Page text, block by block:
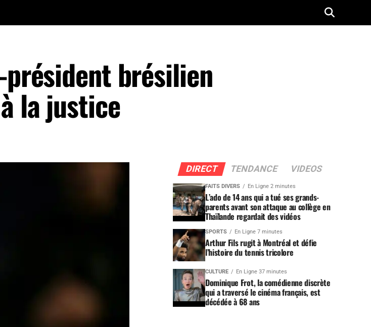
président brésilien
la justice
DIRECT TENDANCE VIDEOS
FAITS DIVERS En Ligne 2 minutes
L’ado de 14 ans qui a tué ses grands-
parents avant son attaque au collège en
Thaïlande regardait des vidéos
SPORTS En Ligne 7 minutes
Arthur Fils rugit à Montréal et défie
l’histoire du tennis tricolore
CULTURE En Ligne 37 minutes
Dominique Frot, la comédienne discrète
qui a traversé le cinéma français, est
décédée à 68 ans